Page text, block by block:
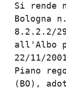
Si
8.2.2.2/
22/11/
Piano
(BO),